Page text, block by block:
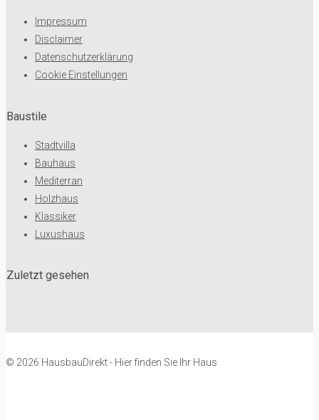
Baustile
Stadtvilla
Bauhaus
Mediterran
Holzhaus
Klassiker
Luxushaus
Impressum
Disclaimer
Datenschutzerklärung
Cookie Einstellungen
Zuletzt gesehen
© 2026 HausbauDirekt - Hier finden Sie Ihr Haus